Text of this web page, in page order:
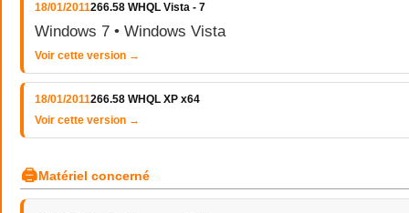
18/01/2011266.58 WHQL Vista - 7
Windows 7 • Windows Vista
Voir cette version →
18/01/2011266.58 WHQL XP x64
Voir cette version →
🖨Matériel concerné